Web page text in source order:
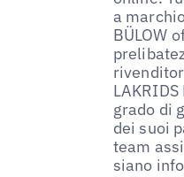
a
BÜLOW
LAKRIDS
grado di
dei suoi
team
siano